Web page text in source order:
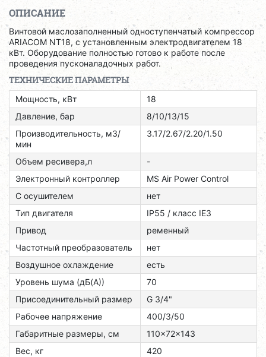
ОПИСАНИЕ
Винтовой маслозаполненный одноступенчатый компрессор
ARIACOM NT18, с установленным электродвигателем 18
кВт. Оборудование полностью готово к работе после
проведения пусконаладочных работ.
ТЕХНИЧЕСКИЕ ПАРАМЕТРЫ
Мощность, кВт
18
Давление, бар
8/10/13/15
Производительность, м3/
мин
3.17/2.67/2.20/1.50
Объем ресивера,л
-
Электронный контроллер
MS Air Power Control
С осушителем
нет
Тип двигателя
ІР55 / класс ІЕЗ
Привод
ременный
Частотный преобразователь
нет
Воздушное охлаждение
есть
Уровень шума (дБ(А))
70
Присоединительный размер
G 3/4"
Рабочее напряжение
400/3/50
Габаритные размеры, см
110x72x143
Вес, кг
420